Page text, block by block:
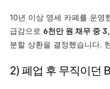
10년 이상 영세 카페를 운영
급감으로 6천만 원 채무 중
분할 상환을 결정했습니다.
2) 폐업 후 무직이던